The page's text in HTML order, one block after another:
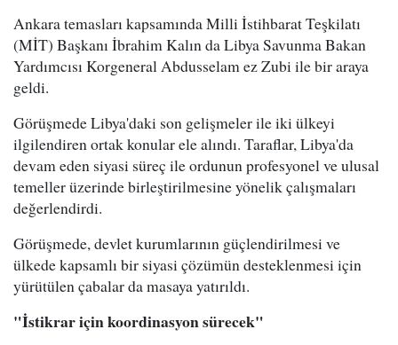
Ankara temasları kapsamında Milli İstihbarat Teşkilatı
(MİT) Başkanı İbrahim Kalın da Libya Savunma Bakan
Yardımcısı Korgeneral Abdusselam ez Zubi ile bir araya
geldi.
Görüşmede Libya'daki son gelişmeler ile iki ülkeyi
ilgilendiren ortak konular ele alındı. Taraflar, Libya'da
devam eden siyasi süreç ile ordunun profesyonel ve ulusal
temeller üzerinde birleştirilmesine yönelik çalışmaları
değerlendirdi.
Görüşmede, devlet kurumlarının güçlendirilmesi ve
ülkede kapsamlı bir siyasi çözümün desteklenmesi için
yürütülen çabalar da masaya yatırıldı.
"İstikrar için koordinasyon sürecek"